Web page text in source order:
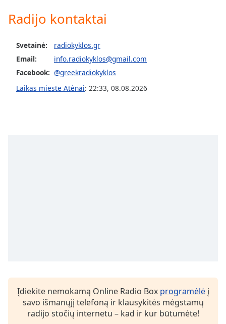
Opacity
Caption
Area
Background
Color
Done
Close
Radijo kontaktai
Svetainė:
radiokyklos.gr
Email:
info.radiokyklos@gmail.com
Facebook: @greekradiokyklos
Laikas mieste Atėnai: 22:33, 08.08.2026
Įdiekite nemokamą Online Radio Box programėlėį
savo išmanųjį telefoną ir klausykitės mėgstamų
radijo stočių internetu – kad ir kur būtumėte!